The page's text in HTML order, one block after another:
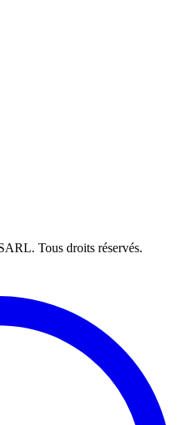
Tous droits réservés.